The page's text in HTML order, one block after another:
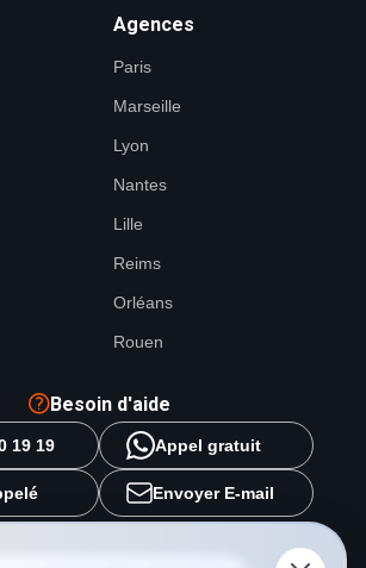
Agences
Paris
Marseille
Lyon
Nantes
Lille
Reims
Orléans
Rouen
Besoin d'aide
19 19 Appel gratuit
Envoyer E-mail